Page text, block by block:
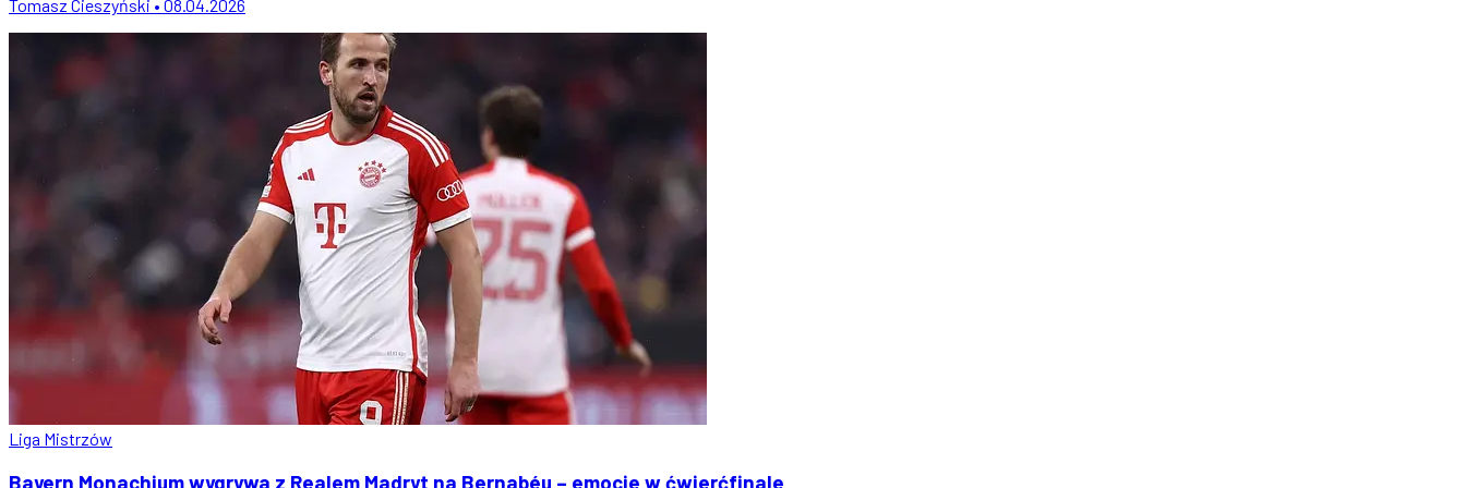
Tomasz Cieszyński • 08.04.2026
Liga Mistrzów
Bayern Monachium wygrywa z Realem Madryt na Bernabéu – emocje w ćwierćfinale